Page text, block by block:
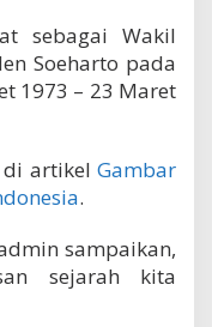
sebagai Wakil
Soeharto pada
1973 – 23 Maret
di artikel Gambar
.
sampaikan,
sejarah kita